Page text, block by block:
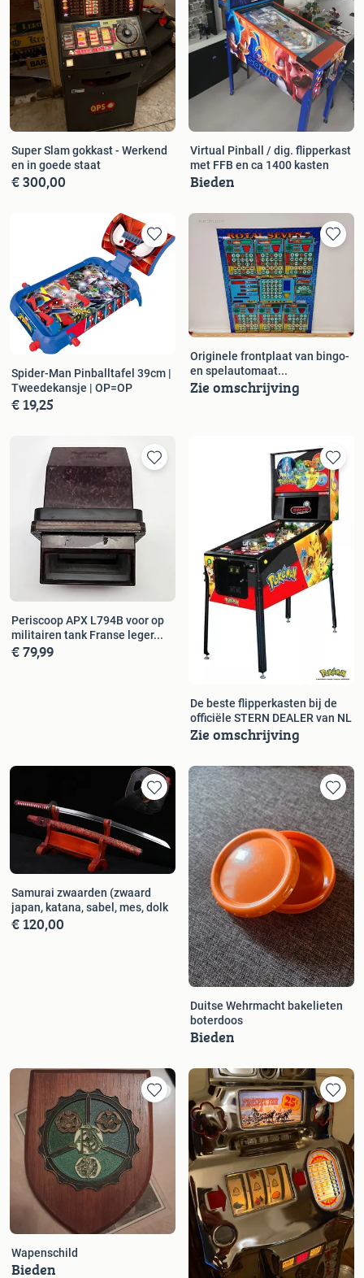
Super Slam gokkast - Werkend
en in goede staat
€ 300,00
Virtual Pinball / dig. flipperkast
met FFB en ca 1400 kasten
Bieden
Spider-Man Pinballtafel 39cm |
Tweedekansje | OP=OP
€ 19,25
Originele frontplaat van bingo-
en spelautomaat...
Zie omschrijving
Periscoop APX L794B voor op
militairen tank Franse leger...
€ 79,99
De beste flipperkasten bij de
officiële STERN DEALER van NL
Zie omschrijving
Samurai zwaarden (zwaard
japan, katana, sabel, mes, dolk
€ 120,00
Duitse Wehrmacht bakelieten
boterdoos
Bieden
Wapenschild
Bieden